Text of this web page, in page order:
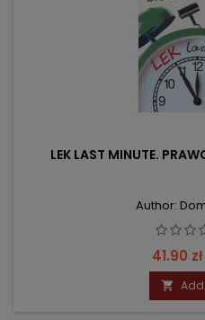
LEK LAST MINUTE.
Author:
Price
41.90 zł
